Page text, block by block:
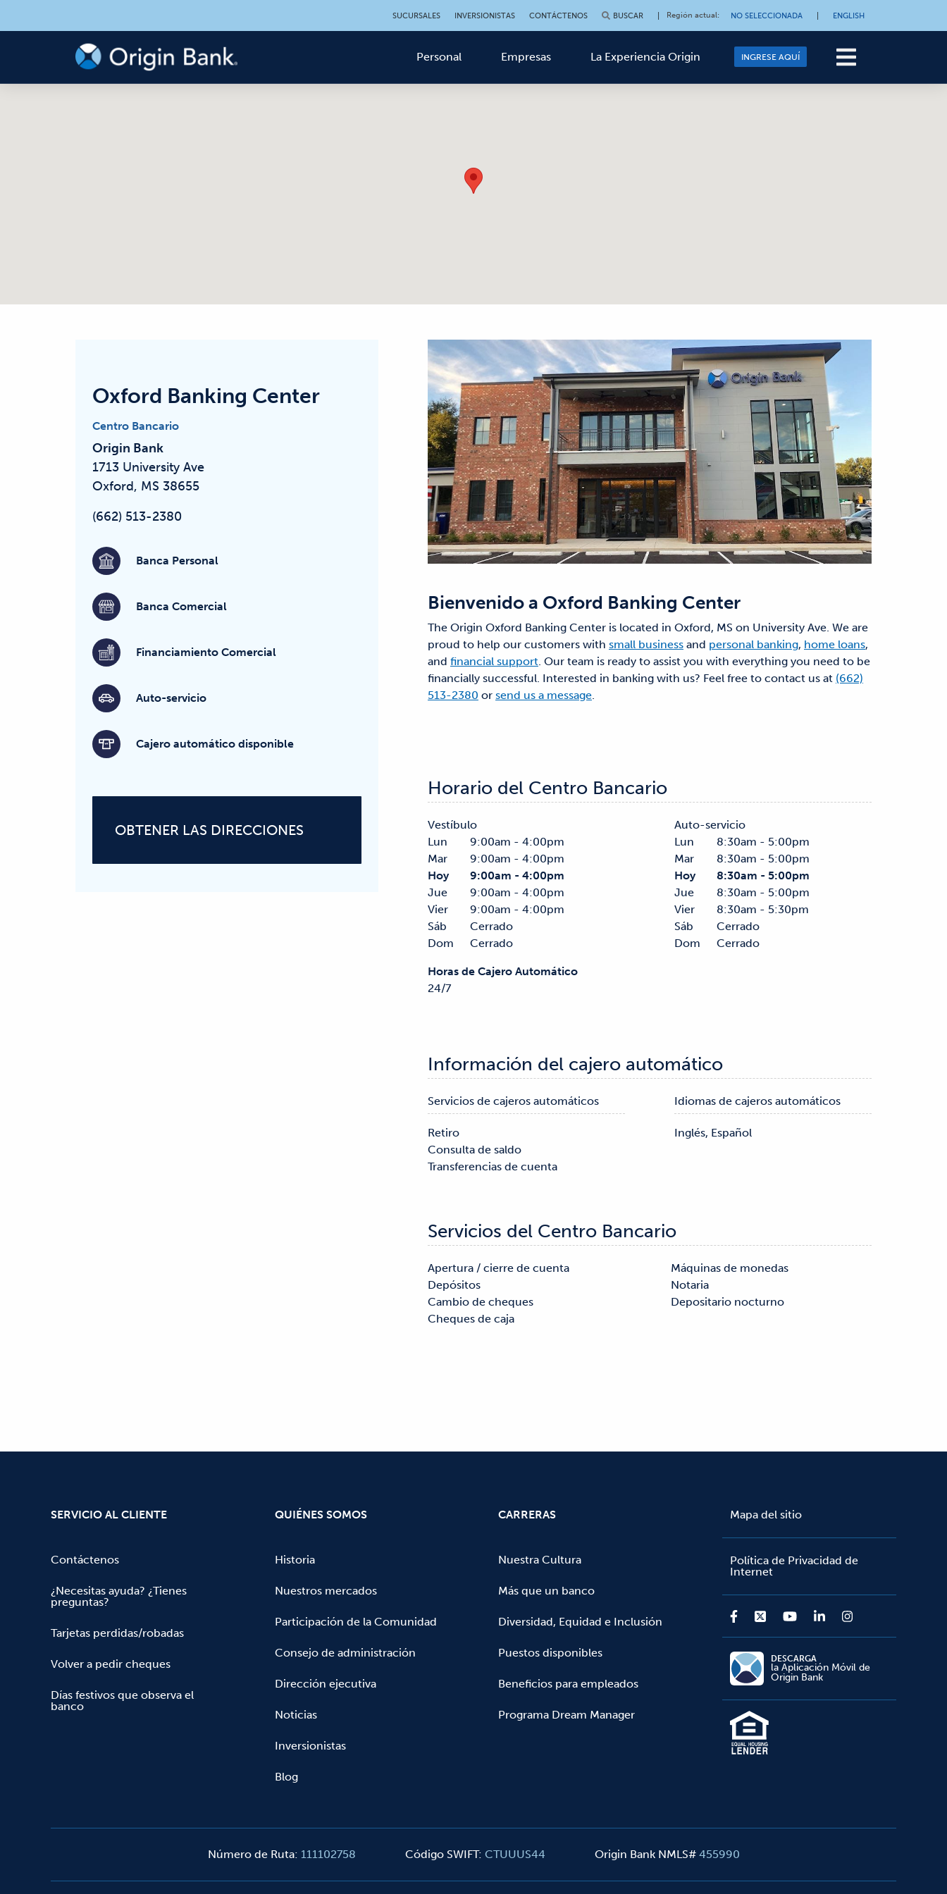
SUCURSALES INVERSIONISTAS CONTÁCTENOS BUSCAR Región actual: NO SELECCIONADA ENGLISH
Personal Empresas La Experiencia Origin INGRESE AQUÍ
Oxford Banking Center
Centro Bancario
Origin Bank
1713 University Ave
Oxford, MS 38655
(662) 513-2380
Banca Personal
Banca Comercial
Financiamiento Comercial
Auto-servicio
Cajero automático disponible
OBTENER LAS DIRECCIONES
Bienvenido a Oxford Banking Center
The Origin Oxford Banking Center is located in Oxford, MS on University Ave. We are
proud to help our customers with small business and personal banking, home loans,
and financial support. Our team is ready to assist you with everything you need to be
financially successful. Interested in banking with us? Feel free to contact us at (662)
513-2380 or send us a message.
Horario del Centro Bancario
Vestíbulo
Lun
9:00am - 4:00pm
Mar
9:00am - 4:00pm
Hoy
9:00am - 4:00pm
Jue
9:00am - 4:00pm
Vier
9:00am - 4:00pm
Sáb
Cerrado
Dom
Cerrado
Auto-servicio
Lun
8:30am - 5:00pm
Mar
8:30am - 5:00pm
Hoy
8:30am - 5:00pm
Jue
8:30am - 5:00pm
Vier
8:30am - 5:30pm
Sáb
Cerrado
Dom
Cerrado
Horas de Cajero Automático
24/7
Información del cajero automático
Servicios de cajeros automáticos
Retiro
Consulta de saldo
Transferencias de cuenta
Idiomas de cajeros automáticos
Inglés, Español
Servicios del Centro Bancario
Apertura / cierre de cuenta
Depósitos
Cambio de cheques
Cheques de caja
Máquinas de monedas
Notaria
Depositario nocturno
SERVICIO AL CLIENTE
Contáctenos
¿Necesitas ayuda? ¿Tienes
preguntas?
Tarjetas perdidas/robadas
Volver a pedir cheques
Días festivos que observa el
banco
QUIÉNES SOMOS
Historia
Nuestros mercados
Participación de la Comunidad
Consejo de administración
Dirección ejecutiva
Noticias
Inversionistas
Blog
CARRERAS
Nuestra Cultura
Más que un banco
Diversidad, Equidad e Inclusión
Puestos disponibles
Beneficios para empleados
Programa Dream Manager
Mapa del sitio
Política de Privacidad de
Internet
DESCARGA
la Aplicación Móvil de
Origin Bank
Número de Ruta: 111102758 Código SWIFT: CTUUUS44 Origin Bank NMLS# 455990